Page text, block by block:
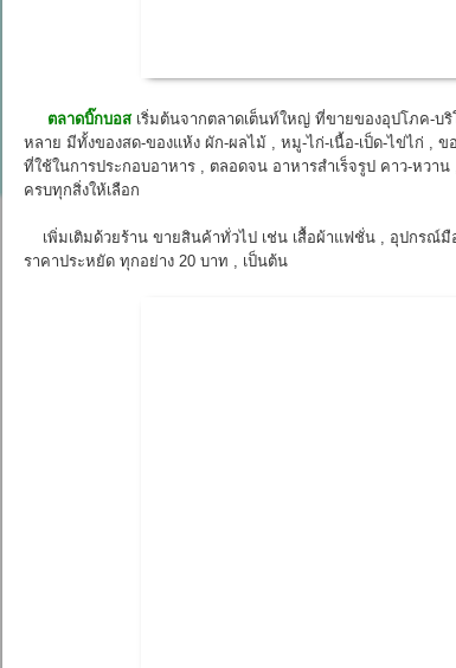
ตลาดบิ๊กบอสเริ่มต้นจากตลาดเต็นท์ใหญ่ ที่ขายของอุปโภค-บ
หลาย มีทั้งของสด-ของแห้ง ผัก-ผลไม้ , หมู-ไก่-เนื้อ-เป็ด-ไข่ไก่ , ข
ที่ใช้ในการประกอบอาหาร , ตลอดจน อาหารสำเร็จรูป คาว-หว
ครบทุกสิ่งให้เลือก
เพิ่มเติมด้วยร้าน ขายสินค้าทั่วไป เช่น เสื้อผ้าแฟชั่น , อุปกรณ์มือ
ราคาประหยัด ทุกอย่าง 20 บาท , เป็นต้น